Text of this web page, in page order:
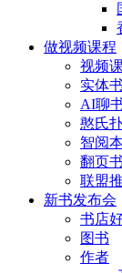
做视频课程
视频
实体书
AI聊
憨氏
智阅
翻页书
联盟
新书发布会
书店
图书
作者